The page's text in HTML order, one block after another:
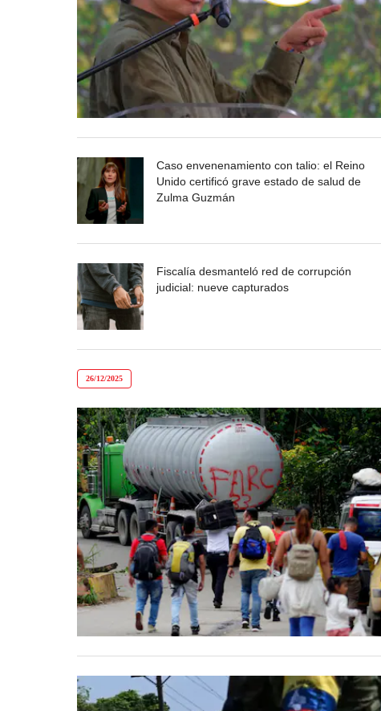
Caso envenenamiento con talio: el Reino
Unido certificó grave estado de salud de
Zulma Guzmán
Fiscalía desmanteló red de corrupción
judicial: nueve capturados
26/12/2025